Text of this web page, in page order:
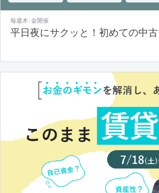
毎週木･金開催
平日夜にサクッと！初めての中